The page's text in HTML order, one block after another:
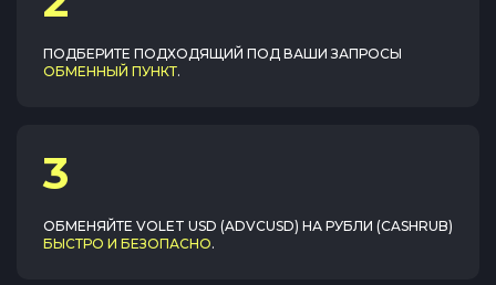
ПОДБЕРИТЕ ПОДХОДЯЩИЙ ПОД ВАШИ ЗАПРОСЫ
ОБМЕННЫЙ ПУНКТ.
3
ОБМЕНЯЙТЕ VOLET USD (ADVCUSD) НА РУБЛИ (CASHRUB)
БЫСТРО И БЕЗОПАСНО.